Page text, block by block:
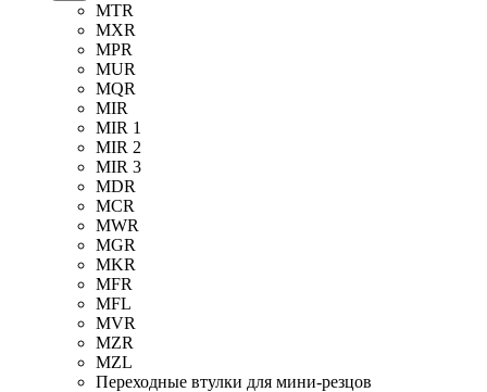
MTR
MXR
MPR
MUR
MQR
MIR
MIR 1
MIR 2
MIR 3
MDR
MCR
MWR
MGR
MKR
MFR
MFL
MVR
MZR
MZL
Переходные втулки для мини-резцов